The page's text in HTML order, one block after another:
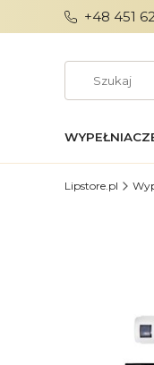
+48 451
Lipstore.pl